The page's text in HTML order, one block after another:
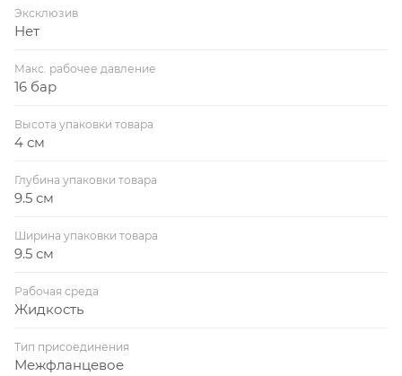
Эксклюзив
Нет
Макс. рабочее давление
16 бар
Высота упаковки товара
4 см
Глубина упаковки товара
9.5 см
Ширина упаковки товара
9.5 см
Рабочая среда
Жидкость
Тип присоединения
Межфланцевое